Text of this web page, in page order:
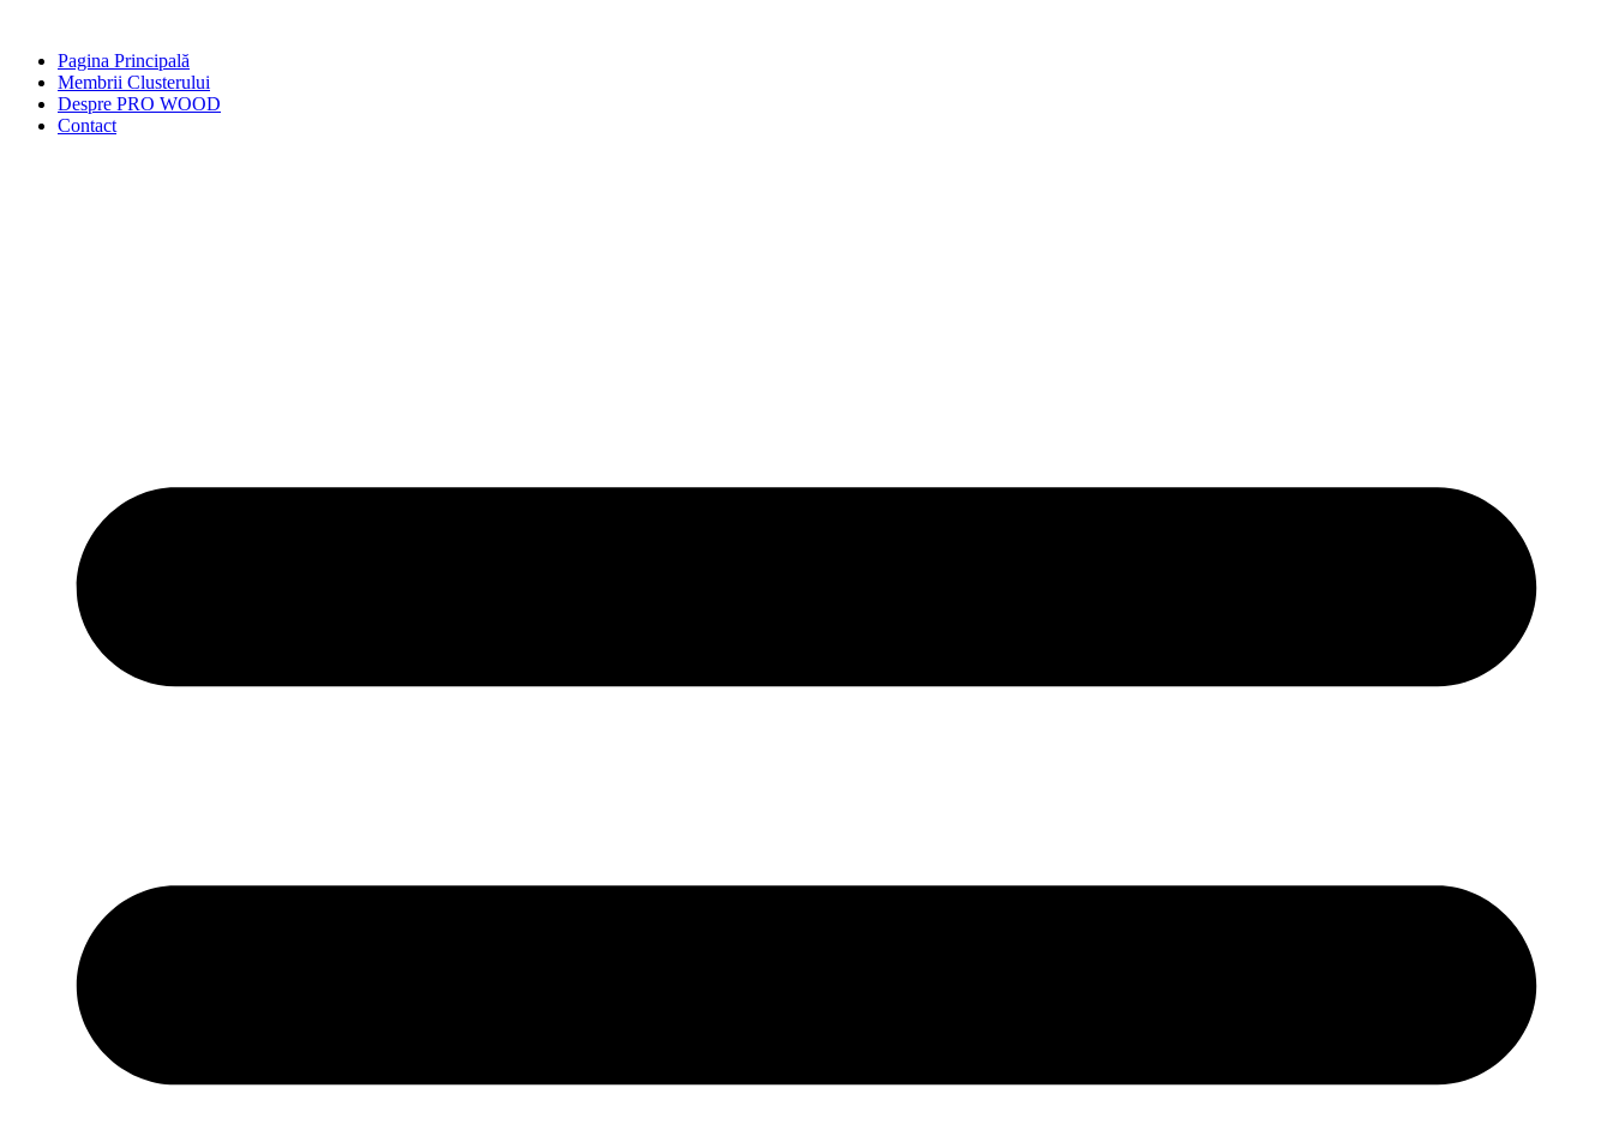
contentPagina Principală
Membrii Clusterului
Despre PRO WOOD
Contact